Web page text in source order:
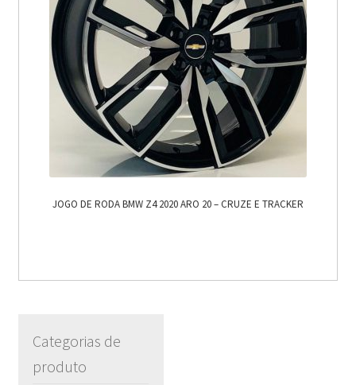
JOGO DE RODA BMW Z4 2020 ARO 20 – CRUZE E TRACKER
Categorias de
produto